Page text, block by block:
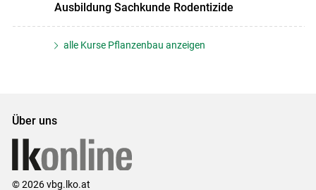
Ausbildung Sachkunde Rodentizide
alle Kurse Pflanzenbau anzeigen
Über uns
© 2026 vbg.lko.at